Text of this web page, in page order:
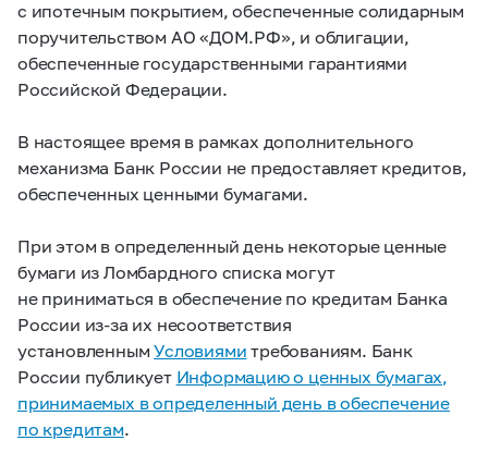
с ипотечным покрытием, обеспеченные солидарным
поручительством АО «ДОМ.РФ», и облигации,
обеспеченные государственными гарантиями
Российской Федерации.
В настоящее время в рамках дополнительного
механизма Банк России не предоставляет кредитов,
обеспеченных ценными бумагами.
При этом в определенный день некоторые ценные
бумаги из Ломбардного списка могут
не приниматься в обеспечение по кредитам Банка
России из-за их несоответствия
установленным Условиями требованиям. Банк
России публикует Информацию о ценных бумагах,
принимаемых в определенный день в обеспечение
по кредитам.